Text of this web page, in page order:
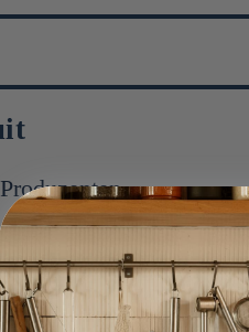
pour le thé et le café, sont
de matériaux de haute